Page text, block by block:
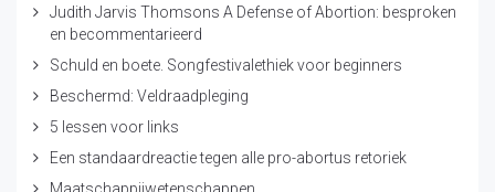
Judith Jarvis Thomsons A Defense of Abortion: besproken
en becommentarieerd
Schuld en boete. Songfestivalethiek voor beginners
Beschermd: Veldraadpleging
5 lessen voor links
Een standaardreactie tegen alle pro-abortus retoriek